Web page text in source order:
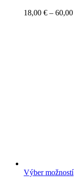
18,00 € – 60,00
Výber možností